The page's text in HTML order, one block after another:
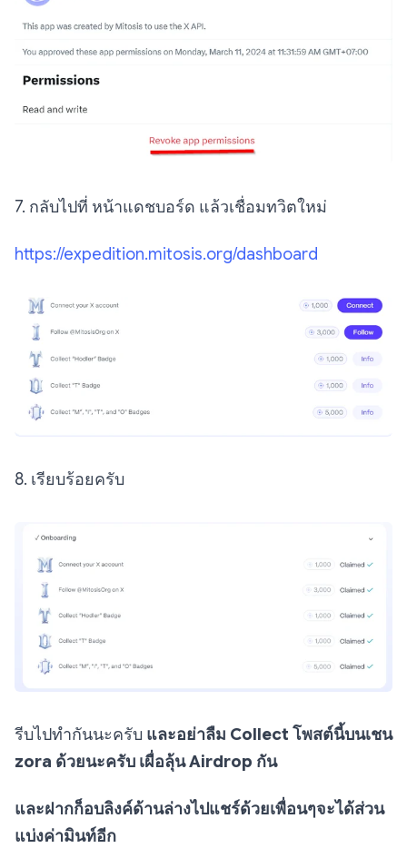
7. กลับไปที่ หน้าแดชบอร์ด แล้วเชื่อมทวิตใหม่
https://expedition.mitosis.org/dashboard
8. เรียบร้อยครับ
รีบไปทำกันนะครับ และอย่าลืม Collect โพสต์นี้บนเชน
zora ด้วยนะครับ เผื่อลุ้น Airdrop กัน
และฝากก็อบลิงค์ด้านล่างไปแชร์ด้วยเพื่อนๆจะได้ส่วน
แบ่งค่ามินท์อีก